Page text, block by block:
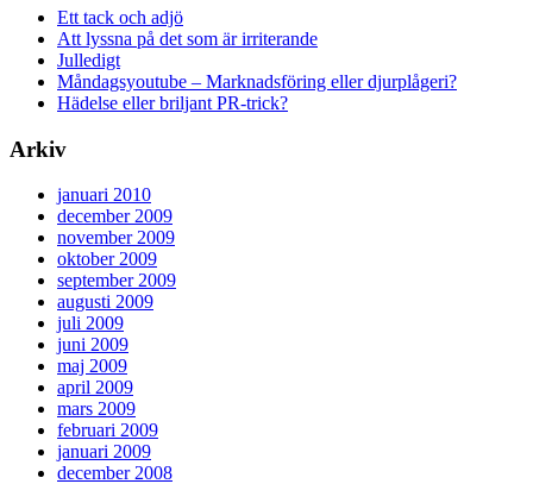
Ett tack och adjö
Att lyssna på det som är irriterande
Julledigt
Måndagsyoutube – Marknadsföring eller djurplågeri?
Hädelse eller briljant PR-trick?
Arkiv
januari 2010
december 2009
november 2009
oktober 2009
september 2009
augusti 2009
juli 2009
juni 2009
maj 2009
april 2009
mars 2009
februari 2009
januari 2009
december 2008